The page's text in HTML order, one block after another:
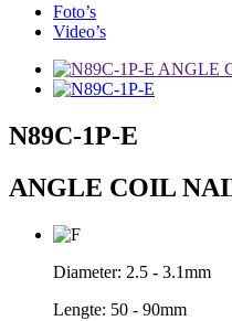
Foto’s
Video’s
N89C-1P-E
ANGLE COIL
Diameter: 2.5 - 3.1mm
Lengte: 50 - 90mm